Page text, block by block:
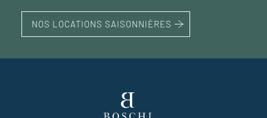
NOS LOCATIONS SAISONNIÈRES